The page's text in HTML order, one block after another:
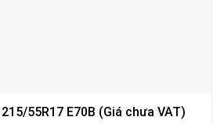
55R17 E70B (Giá chưa VAT)